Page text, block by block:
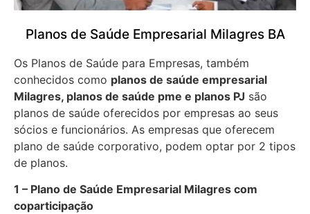
Planos de Saúde Empresarial Milagres BA
Os Planos de Saúde para Empresas, também
conhecidos como planos de saúde empresarial
Milagres, planos de saúde pme e planos PJ são
planos de saúde oferecidos por empresas ao seus
sócios e funcionários. As empresas que oferecem
plano de saúde corporativo, podem optar por 2 tipos
de planos.
1 – Plano de Saúde Empresarial Milagres com
coparticipação